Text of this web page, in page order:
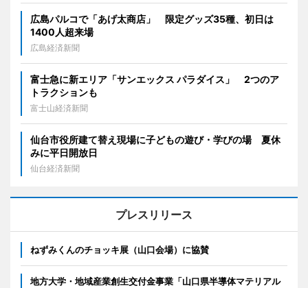
広島パルコで「あげ太商店」 限定グッズ35種、初日は
1400人超来場
広島経済新聞
富士急に新エリア「サンエックス パラダイス」 2つのア
トラクションも
富士山経済新聞
仙台市役所建て替え現場に子どもの遊び・学びの場 夏休
みに平日開放日
仙台経済新聞
プレスリリース
ねずみくんのチョッキ展（山口会場）に協賛
地方大学・地域産業創生交付金事業「山口県半導体マテリアル